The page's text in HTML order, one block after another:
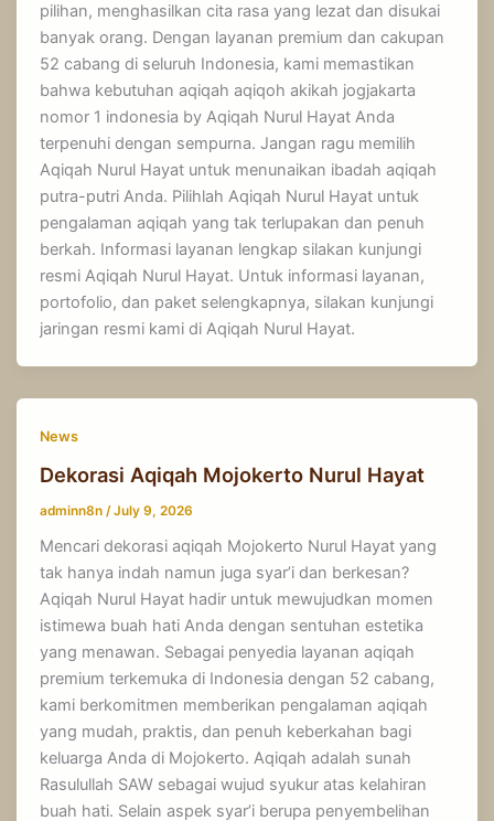
pilihan, menghasilkan cita rasa yang lezat dan disukai
banyak orang. Dengan layanan premium dan cakupan
52 cabang di seluruh Indonesia, kami memastikan
bahwa kebutuhan aqiqah aqiqoh akikah jogjakarta
nomor 1 indonesia by Aqiqah Nurul Hayat Anda
terpenuhi dengan sempurna. Jangan ragu memilih
Aqiqah Nurul Hayat untuk menunaikan ibadah aqiqah
putra-putri Anda. Pilihlah Aqiqah Nurul Hayat untuk
pengalaman aqiqah yang tak terlupakan dan penuh
berkah. Informasi layanan lengkap silakan kunjungi
resmi Aqiqah Nurul Hayat. Untuk informasi layanan,
portofolio, dan paket selengkapnya, silakan kunjungi
jaringan resmi kami di Aqiqah Nurul Hayat.
News
Dekorasi Aqiqah Mojokerto Nurul Hayat
adminn8n /July 9, 2026
Mencari dekorasi aqiqah Mojokerto Nurul Hayat yang
tak hanya indah namun juga syar’i dan berkesan?
Aqiqah Nurul Hayat hadir untuk mewujudkan momen
istimewa buah hati Anda dengan sentuhan estetika
yang menawan. Sebagai penyedia layanan aqiqah
premium terkemuka di Indonesia dengan 52 cabang,
kami berkomitmen memberikan pengalaman aqiqah
yang mudah, praktis, dan penuh keberkahan bagi
keluarga Anda di Mojokerto. Aqiqah adalah sunah
Rasulullah SAW sebagai wujud syukur atas kelahiran
buah hati. Selain aspek syar’i berupa penyembelihan